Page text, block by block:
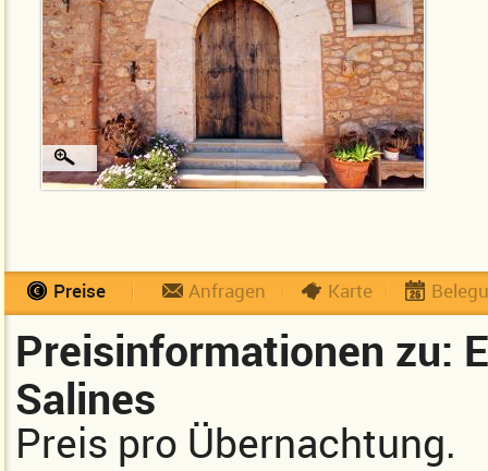
Preise Anfragen Karte
Preisinformationen zu:
Salines
Preis pro Übernachtung.